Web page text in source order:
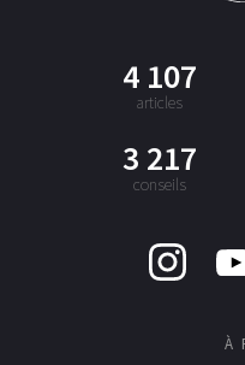
4 107
articles
3 217
conseils
À